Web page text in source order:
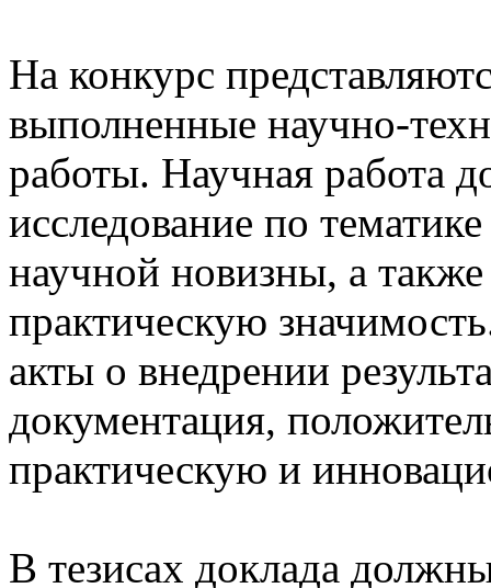
На конкурс
выполненные научно-
работы. Научная работа
исследование по
научной новизны, а
практическую
акты о внедрении
документация,
практическую и
В тезисах доклада